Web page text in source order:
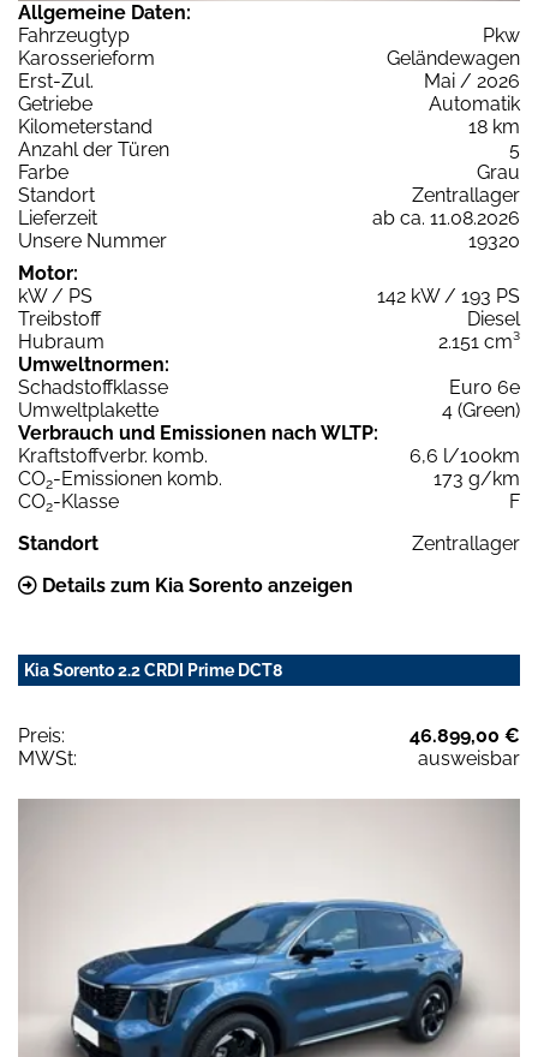
Allgemeine Daten:
Fahrzeugtyp
Pkw
Karosserieform
Geländewagen
Erst-Zul.
Mai / 2026
Getriebe
Automatik
Kilometerstand
18 km
Anzahl der Türen
5
Farbe
Grau
Standort
Zentrallager
Lieferzeit
ab ca. 11.08.2026
Unsere Nummer
19320
Motor:
kW / PS
142 kW / 193 PS
Treibstoff
Diesel
Hubraum
2.151 cm³
Umweltnormen:
Schadstoffklasse
Euro 6e
Umweltplakette
4 (Green)
Verbrauch und Emissionen nach WLTP:
Kraftstoffverbr. komb.
6,6 l/100km
CO2-Emissionen komb.
173 g/km
CO2-Klasse
F
Standort
Zentrallager
Details zum Kia Sorento anzeigen
Kia Sorento 2.2 CRDI Prime DCT8
Preis:
46.899,00 €
MWSt:
ausweisbar